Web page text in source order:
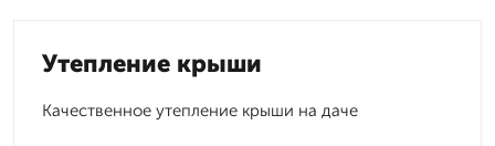
Утепление крыши
Качественное утепление крыши на даче